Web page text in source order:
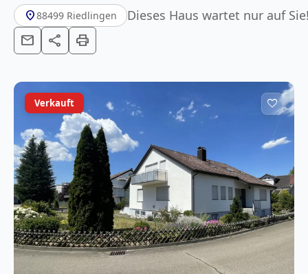
location_on88499 Riedlingen Dieses Haus wartet nur auf
mail share print
Verkauft favorite